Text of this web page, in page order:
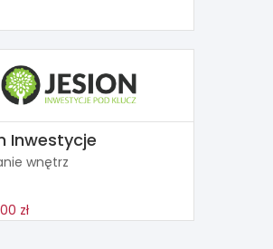
Inwestycje
wnętrz
zł